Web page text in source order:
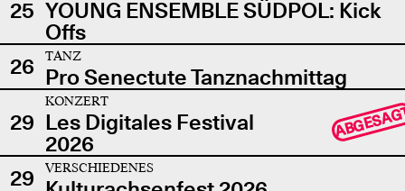
25 YOUNG ENSEMBLE SÜDPOL: Kick
Offs
26
TANZ
Pro Senectute Tanznachmittag
29
KONZERT
Les Digitales Festival
2026
29 VERSCHIEDENES